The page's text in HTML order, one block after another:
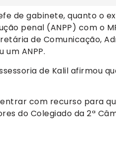
de gabinete, quanto o
penal (ANPP) com o
de Comunicação,
ANPP.
de Kalil afirmou
com recurso para
do Colegiado da 2ª